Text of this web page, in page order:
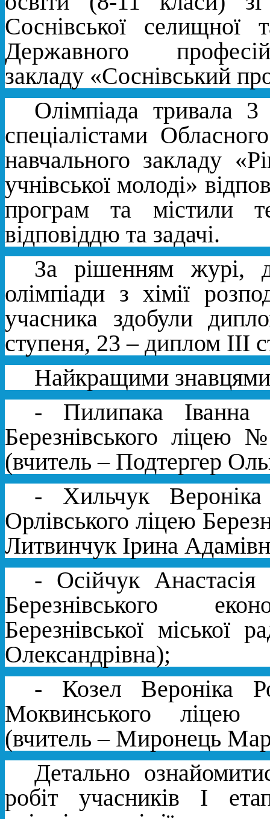
Соснівської селищної
Державного
закладу «Соснівський
Олімпіада тривала
спеціалістами
навчального закладу
учнівської молоді»
програм та містили
відповіддю та задачі.
За рішенням журі,
олімпіади з хімії
учасника здобули
ступеня, 23 – диплом ІІІ
Найкращими знавцями
- Пилипака Іванна
Березнівського ліцею
(вчитель – Подтергер
- Хильчук
Орлівського ліцею
Литвинчук Ірина
- Осійчук
Березнівського
Березнівської
Олександрівна);
- Козел Вероніка
Моквинського ліцею
(вчитель – Миронець
Детально
робіт учасників І